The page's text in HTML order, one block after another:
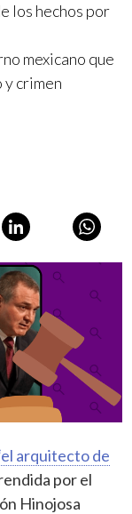
los hechos por
mexicano que
crimen
arquitecto de
por el
Hinojosa